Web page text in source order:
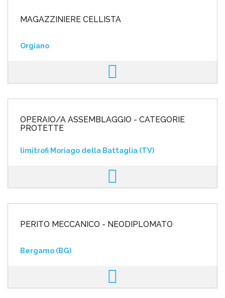
MAGAZZINIERE CELLISTA
Orgiano
OPERAIO/A ASSEMBLAGGIO - CATEGORIE
PROTETTE
limitrofi Moriago della Battaglia (TV)
PERITO MECCANICO - NEODIPLOMATO
Bergamo (BG)